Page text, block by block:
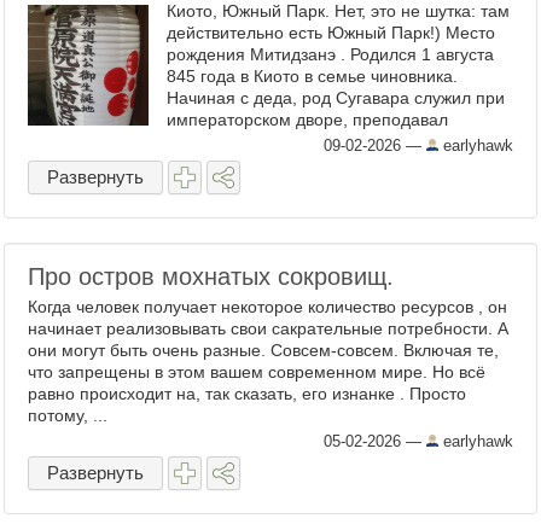
Фототоп
Видеотоп
Киото, Южный Парк. Нет, это не шутка: там
действительно есть Южный Парк!) Место
рождения Митидзанэ . Родился 1 августа
845 года в Киото в семье чиновника.
Начиная с деда, род Сугавара служил при
императорском дворе, преподавал
историю и китайский классический канон в
столичном ...
09-02-2026 — earlyhawk
Развернуть
Про остров мохнатых сокровищ.
Когда человек получает некоторое количество ресурсов , он
начинает реализовывать свои сакрательные потребности. А
они могут быть очень разные. Совсем-совсем. Включая те,
что запрещены в этом вашем современном мире. Но всё
равно происходит на, так сказать, его изнанке . Просто
потому, ...
05-02-2026 — earlyhawk
Развернуть